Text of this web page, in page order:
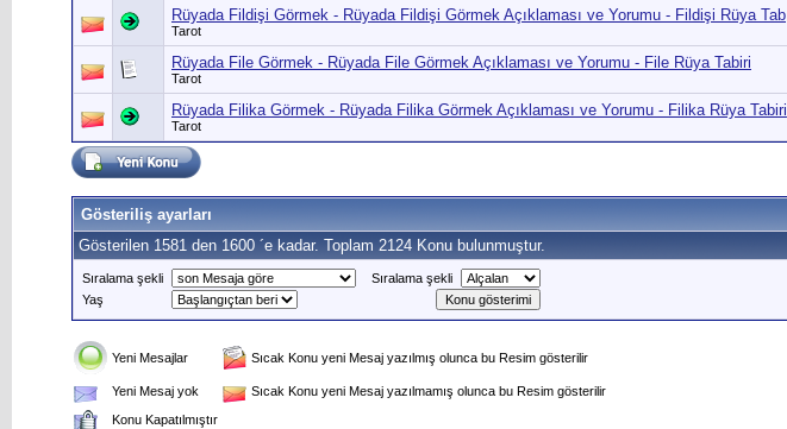
Rüyada Fildişi Görmek - Rüyada Fildişi Görmek Açıklaması ve Yorumu - Fildişi Rüya Tab
Tarot
Rüyada File Görmek - Rüyada File Görmek Açıklaması ve Yorumu - File Rüya Tabiri
Tarot
Rüyada Filika Görmek - Rüyada Filika Görmek Açıklaması ve Yorumu - Filika Rüya Tabiri
Tarot
Gösteriliş ayarları
Gösterilen 1581 den 1600 ´e kadar. Toplam 2124 Konu bulunmuştur.
Sıralama şekli
Sıralama şekli
Yaş
Yeni Mesajlar Sıcak Konu yeni Mesaj yazılmış olunca bu Resim gösterilir
Yeni Mesaj yok
Sıcak Konu yeni Mesaj yazılmamış olunca bu Resim gösterilir
Konu Kapatılmıştır